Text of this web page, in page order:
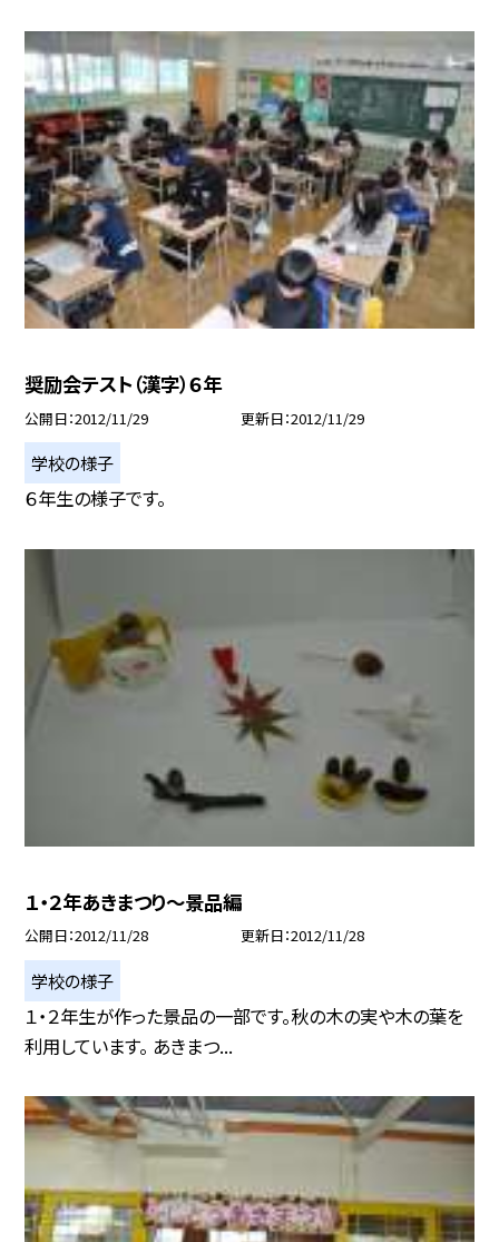
奨励会テスト（漢字）６年
公開日 2012/11/29 更新日 2012/11/29
学校の様子
６年生の様子です。
１・２年あきまつり〜景品編
公開日 2012/11/28 更新日 2012/11/28
学校の様子
１・２年生が作った景品の一部です。秋の木の実や木の葉を
利用しています。 あきまつ...